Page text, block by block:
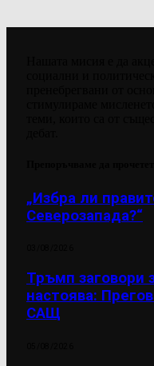
„Избра ли
Северозапада?“
Тръмп заговори
настоява:
САЩ